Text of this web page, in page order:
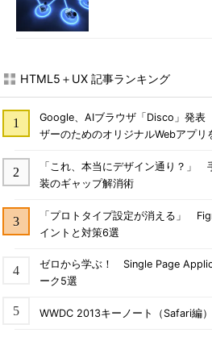
HTML5＋UX 記事ランキング
Google、AIブラウザ「Disco」発
ザーのためのオリジナルWebアプリ
「これ、本当にデザイン通り？」
装のギャップ解消術
「プロトタイプ設定が消える」
イントと対策6選
ゼロから学ぶ！ Single Page
ーク5選
WWDC 2013キーノート（Safari編）